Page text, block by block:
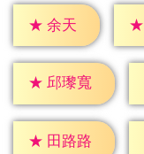
★ 余天 ★
★ 邱瓈寬
★ 田路路